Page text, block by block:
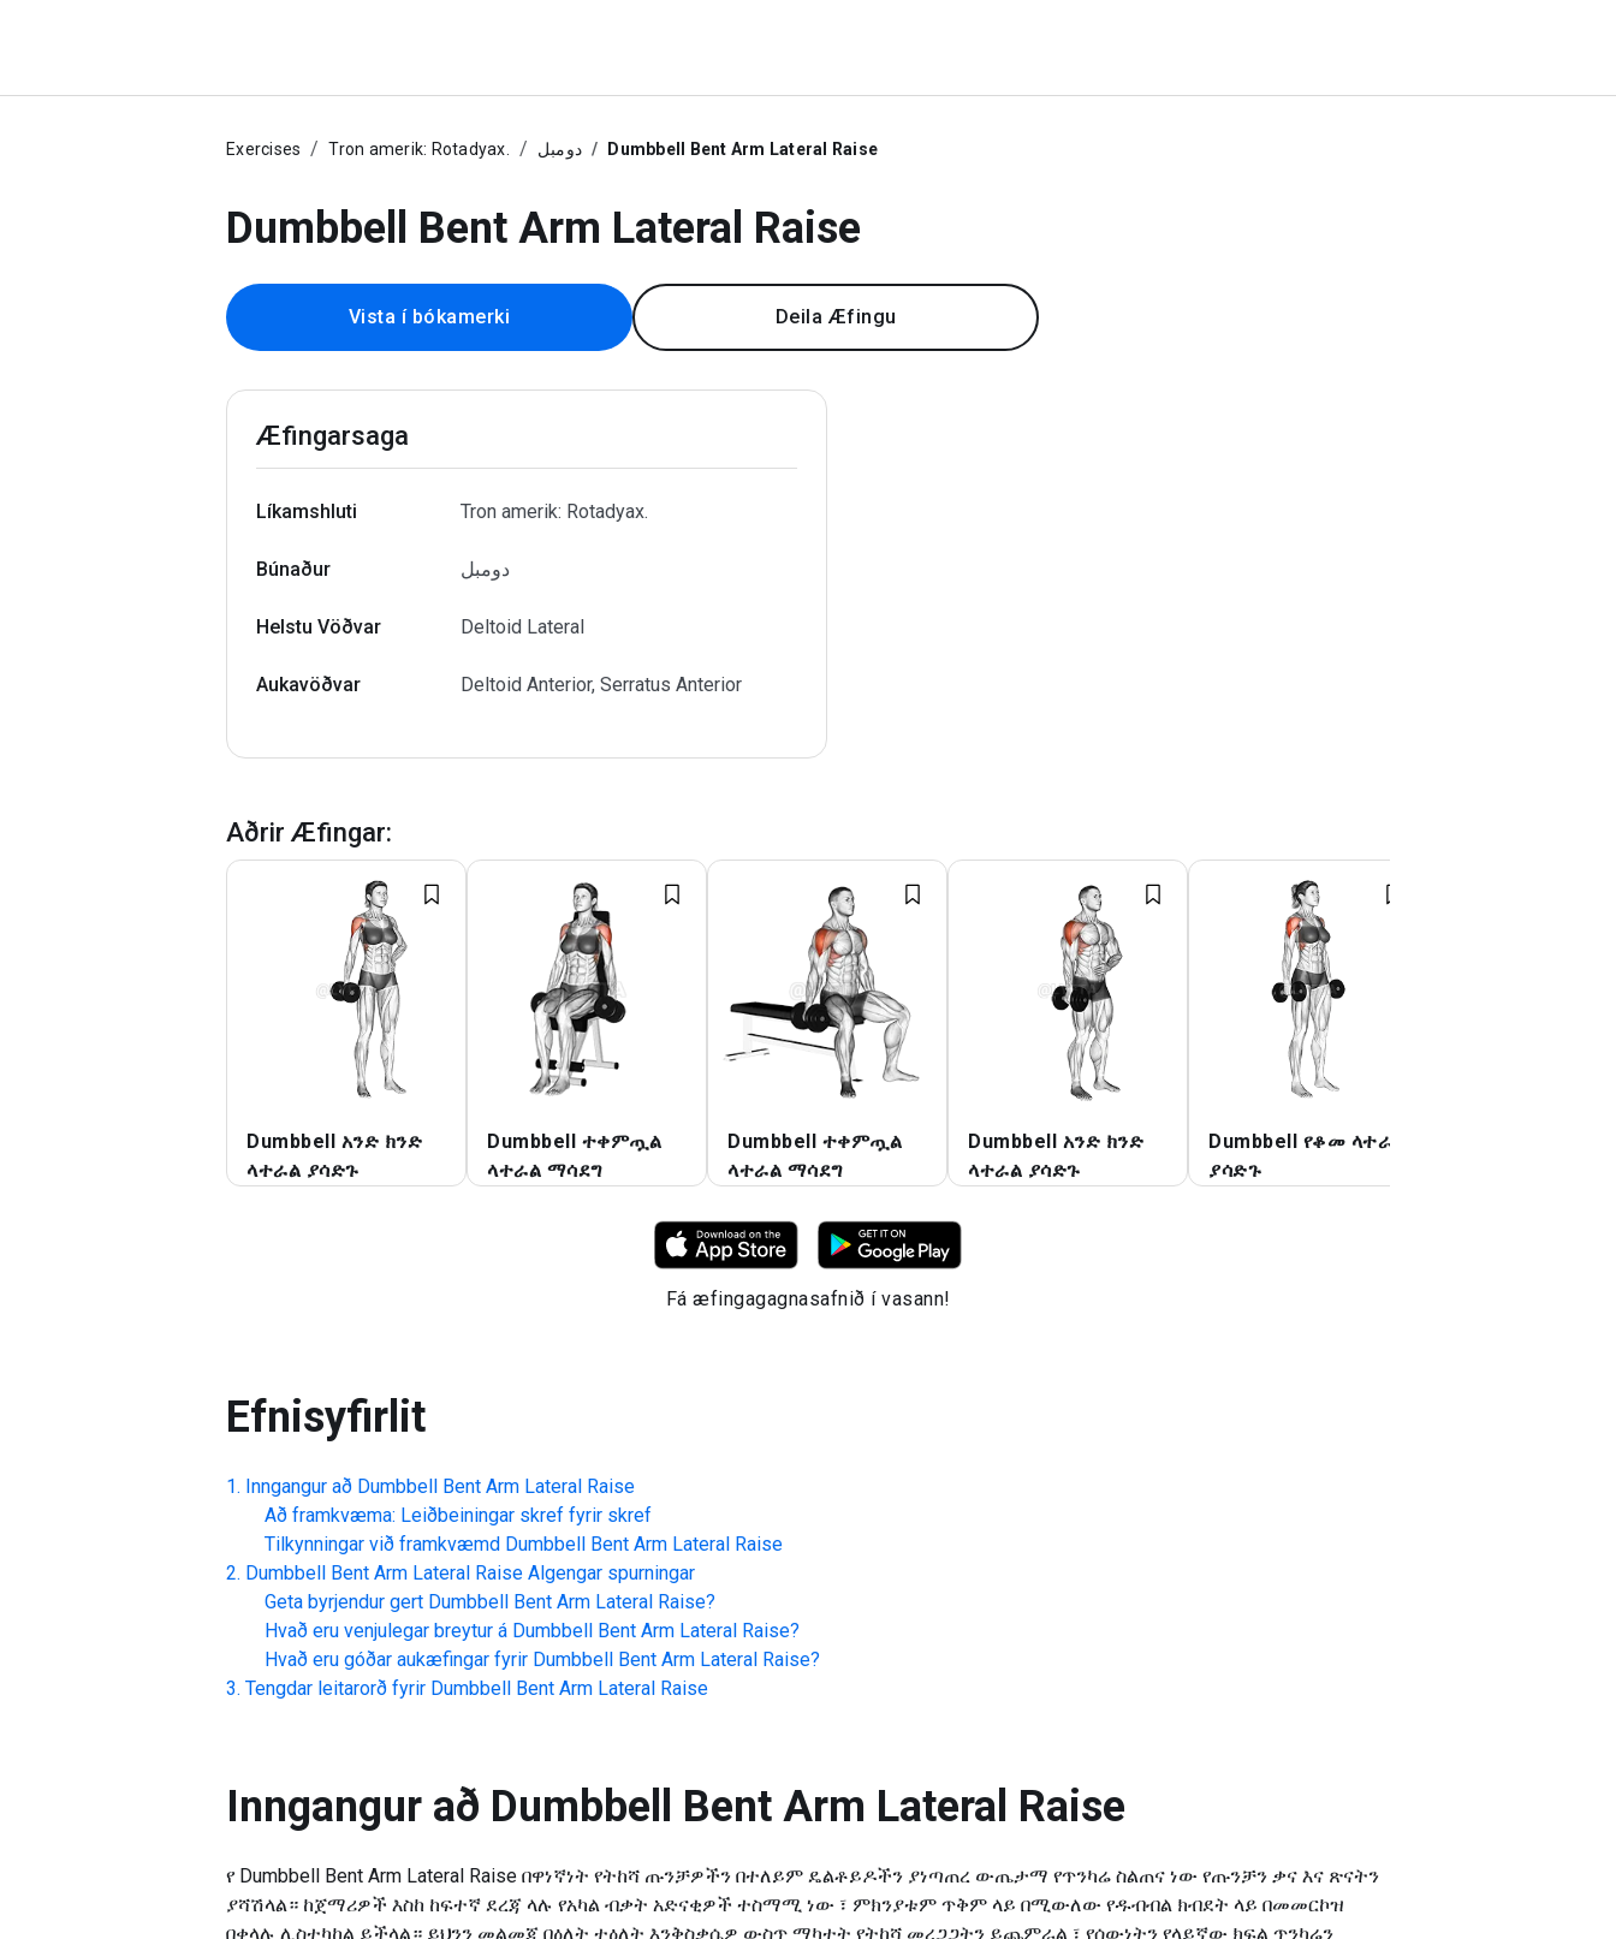
Exercises Tron amerik: Rotadyax. دومبل Dumbbell Bent Arm Lateral Raise
Dumbbell Bent Arm Lateral Raise
Vista í bókamerki Deila Æfingu
Æfingarsaga
Líkamshluti Tron amerik: Rotadyax.
Búnaður دومبل
Helstu Vöðvar Deltoid Lateral
Aukavöðvar Deltoid Anterior, Serratus Anterior
Aðrir Æfingar:
Dumbbell አንድ ክንድ
ላተራል ያሳድጉ
Dumbbell ተቀምጧል
ላተራል ማሳደግ
Dumbbell ተቀምጧል
ላተራል ማሳደግ
Dumbbell አንድ ክንድ
ላተራል ያሳድጉ
Dumbbell የቆመ ላተራል
ያሳድጉ
Fá æfingagagnasafnið í vasann!
Efnisyfirlit
Inngangur að Dumbbell Bent Arm Lateral Raise
Að framkvæma: Leiðbeiningar skref fyrir skref
Tilkynningar við framkvæmd Dumbbell Bent Arm Lateral Raise
Dumbbell Bent Arm Lateral Raise Algengar spurningar
Geta byrjendur gert Dumbbell Bent Arm Lateral Raise?
Hvað eru venjulegar breytur á Dumbbell Bent Arm Lateral Raise?
Hvað eru góðar aukæfingar fyrir Dumbbell Bent Arm Lateral Raise?
Tengdar leitarorð fyrir Dumbbell Bent Arm Lateral Raise
Inngangur að Dumbbell Bent Arm Lateral Raise
የ Dumbbell Bent Arm Lateral Raise በዋነኛነት የትከሻ ጡንቻዎችን በተለይም ዴልቶይዶችን ያነጣጠረ ውጤታማ የጥንካሬ ስልጠና ነው የጡንቻን ቃና እና ጽናትን
ያሻሽላል። ከጀማሪዎች እስከ ከፍተኛ ደረጃ ላሉ የአካል ብቃት አድናቂዎች ተስማሚ ነው ፣ ምክንያቱም ጥቅም ላይ በሚውለው የዱብብል ክብደት ላይ በመመርኮዝ
በቀላሉ ሊስተካከል ይችላል። ይህንን መልመጃ በዕለት ተዕለት እንቅስቃሴዎ ውስጥ ማካተት የትከሻ መረጋጋትን ይጨምራል ፣ የሰውነትን የላይኛው ክፍል ጥንካሬን